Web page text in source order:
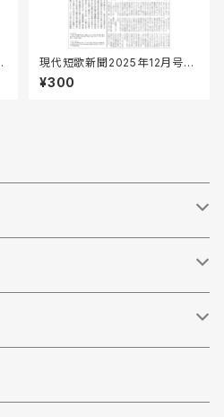
現代短歌新聞2025年12月号／
165号
¥300